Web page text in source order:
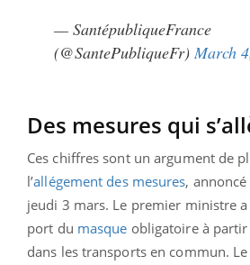
— SantépubliqueFrance
(@SantePubliqueFr) March
Des mesures qui
Ces chiffres sont un argument de
l’allégement des mesures, annoncé
jeudi 3 mars. Le premier ministre
port du masque obligatoire à
dans les transports en commun.